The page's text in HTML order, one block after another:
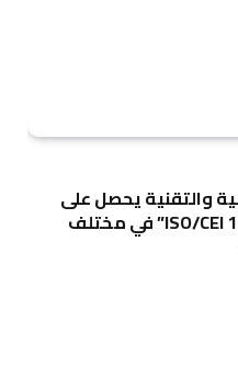
والتقنية يحصل على
شهادة الاعتماد الدولي “ISO/CEI 17025” في مختلف